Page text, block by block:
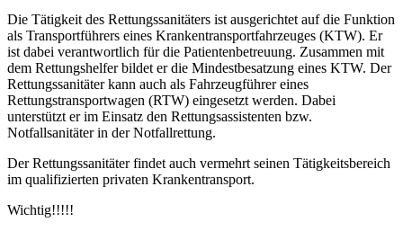
Die Tätigkeit des Rettungssanitäters ist ausgerichtet auf die Funktion
als Transportführers eines Krankentransportfahrzeuges (KTW). Er
ist dabei verantwortlich für die Patientenbetreuung. Zusammen mit
dem Rettungshelfer bildet er die Mindestbesatzung eines KTW. Der
Rettungssanitäter kann auch als Fahrzeugführer eines
Rettungstransportwagen (RTW) eingesetzt werden. Dabei
unterstützt er im Einsatz den Rettungsassistenten bzw.
Notfallsanitäter in der Notfallrettung.
Der Rettungssanitäter findet auch vermehrt seinen Tätigkeitsbereich
im qualifizierten privaten Krankentransport.
Wichtig!!!!!